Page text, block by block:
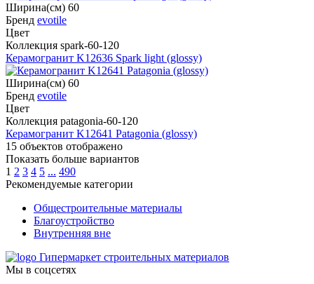
Ширина(см) 60
Бренд evotile
Цвет
Коллекция spark-60-120
Керамогранит K12636 Spark light (glossy)
Ширина(см) 60
Бренд evotile
Цвет
Коллекция patagonia-60-120
Керамогранит K12641 Patagonia (glossy)
15 объектов отображено
Показать больше вариантов
1 2 3 4 5 ... 490
Рекомендуемые категории
Общестроительные материалы
Благоустройство
Внутренняя вне
Гипермаркет строительных материалов
Мы в соцсетях